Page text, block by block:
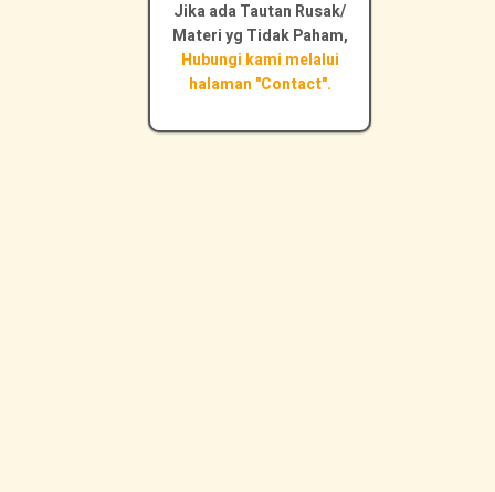
Jika ada Tautan Rusak/
Materi yg Tidak Paham,
Hubungi kami melalui
halaman "Contact".